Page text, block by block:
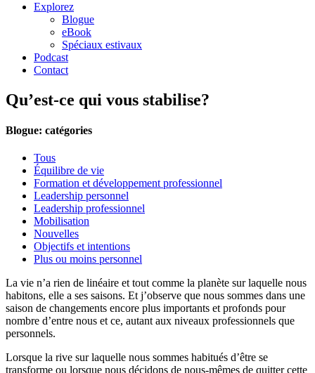
Explorez
Blogue
eBook
Spéciaux estivaux
Podcast
Contact
Qu’est-ce qui vous stabilise?
Blogue: catégories
Tous
Équilibre de vie
Formation et développement professionnel
Leadership personnel
Leadership professionnel
Mobilisation
Nouvelles
Objectifs et intentions
Plus ou moins personnel
La vie n’a rien de linéaire et tout comme la planète sur laquelle nous
habitons, elle a ses saisons. Et j’observe que nous sommes dans une
saison de changements encore plus importants et profonds pour
nombre d’entre nous et ce, autant aux niveaux professionnels que
personnels.
Lorsque la rive sur laquelle nous sommes habitués d’être se
transforme ou lorsque nous décidons de nous-mêmes de quitter cette